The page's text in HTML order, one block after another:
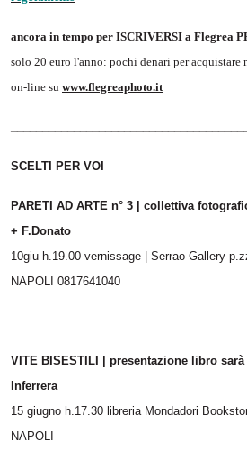
ancora in tempo per ISCRIVERSI a Flegrea
solo 20 euro l'anno: pochi denari per
on-line su www.flegreaphoto.it
SCELTI PER VOI
PARETI AD ARTE n° 3 | collettiva
+ F.Donato
10giu h.19.00 vernissage | Serrao Gallery
NAPOLI 0817641040
VITE BISESTILI | presentazione libro
Inferrera
15 giugno h.17.30 libreria Mondadori
NAPOLI